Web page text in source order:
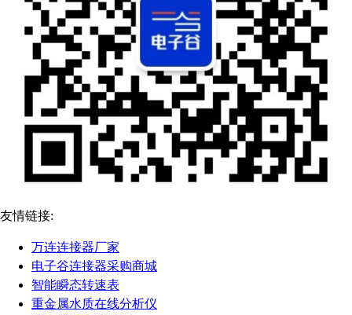
友情链接:
万连连接器厂家
电子谷连接器采购商城
智能瞬态转速表
重金属水质在线分析仪